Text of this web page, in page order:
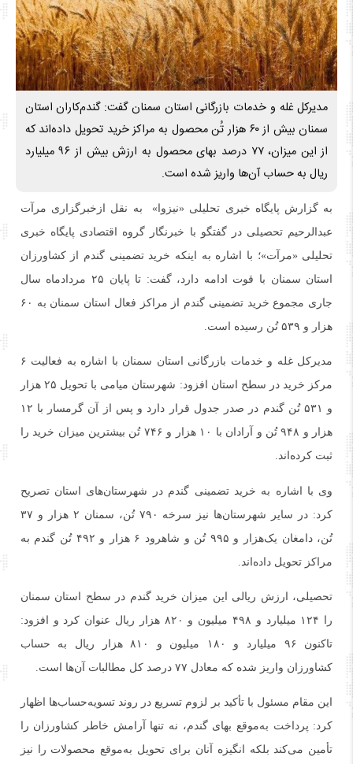
مدیرکل غله و خدمات بازرگانی استان سمنان گفت: گندم‌کاران استان
سمنان بیش از ۶۰ هزار تُن محصول به مراکز خرید تحویل داده‌اند که
از این میزان، ۷۷ درصد بهای محصول به ارزش بیش از ۹۶ میلیارد
ریال به حساب آن‌ها واریز شده است.
به گزارش پایگاه خبری تحلیلی «نیزوا» به نقل ازخبرگزاری مرآت
عبدالرحیم تحصیلی در گفتگو با خبرنگار گروه اقتصادی پایگاه خبری
تحلیلی «مرآت»؛ با اشاره به اینکه خرید تضمینی گندم از کشاورزان
استان سمنان با قوت ادامه دارد، گفت: تا پایان ۲۵ مردادماه سال
جاری مجموع خرید تضمینی گندم از مراکز فعال استان سمنان به ۶۰
هزار و ۵۳۹ تُن رسیده است.
مدیرکل غله و خدمات بازرگانی استان سمنان با اشاره به فعالیت ۶
مرکز خرید در سطح استان افزود: شهرستان میامی با تحویل ۲۵ هزار
و ۵۳۱ تُن گندم در صدر جدول قرار دارد و پس از آن گرمسار با ۱۲
هزار و ۹۴۸ تُن و آرادان با ۱۰ هزار و ۷۴۶ تُن بیشترین میزان خرید را
ثبت کرده‌اند.
وی با اشاره به خرید تضمینی گندم در شهرستان‌های استان تصریح
کرد: در سایر شهرستان‌ها نیز سرخه ۷۹۰ تُن، سمنان ۲ هزار و ۳۷
تُن، دامغان یک‌هزار و ۹۹۵ تُن و شاهرود ۶ هزار و ۴۹۲ تُن گندم به
مراکز تحویل داده‌اند.
تحصیلی، ارزش ریالی این میزان خرید گندم در سطح استان سمنان
را ۱۲۴ میلیارد و ۴۹۸ میلیون و ۸۲۰ هزار ریال عنوان کرد و افزود:
تاکنون ۹۶ میلیارد و ۱۸۰ میلیون و ۸۱۰ هزار ریال به حساب
کشاورزان واریز شده که معادل ۷۷ درصد کل مطالبات آن‌ها است.
این مقام مسئول با تأکید بر لزوم تسریع در روند تسویه‌حساب‌ها اظهار
کرد: پرداخت به‌موقع بهای گندم، نه‌ تنها آرامش خاطر کشاورزان را
تأمین می‌کند بلکه انگیزه آنان برای تحویل به‌موقع محصولات را نیز